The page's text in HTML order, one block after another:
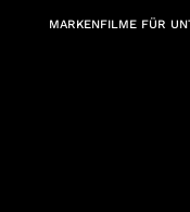
MARKENFILME FÜR